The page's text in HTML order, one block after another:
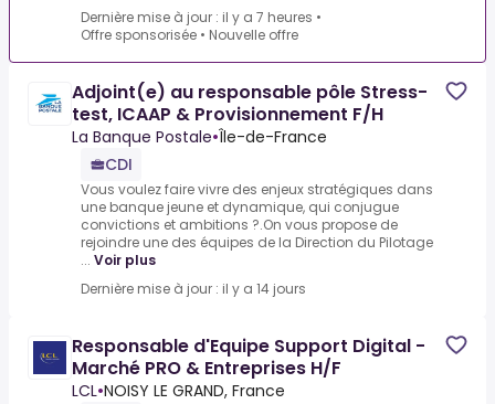
Dernière mise à jour : il y a 7 heures •
Offre sponsorisée • Nouvelle offre
Adjoint(e) au responsable pôle Stress-
test, ICAAP & Provisionnement F/H
La Banque Postale•Île-de-France
CDI
Vous voulez faire vivre des enjeux stratégiques dans
une banque jeune et dynamique, qui conjugue
convictions et ambitions ?.On vous propose de
rejoindre une des équipes de la Direction du Pilotage
... Voir plus
Dernière mise à jour : il y a 14 jours
Responsable d'Equipe Support Digital -
Marché PRO & Entreprises H/F
LCL•NOISY LE GRAND, France